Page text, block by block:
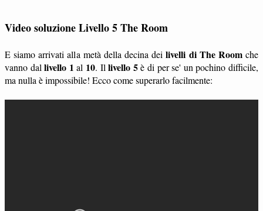
Video soluzione Livello 5 The Room
E siamo arrivati alla metà della decina deilivelli di The Roomche
vanno dallivello 1 al 10. Illivello 5è di per se' un pochino difficile,
ma nulla è impossibile! Ecco come superarlo facilmente: